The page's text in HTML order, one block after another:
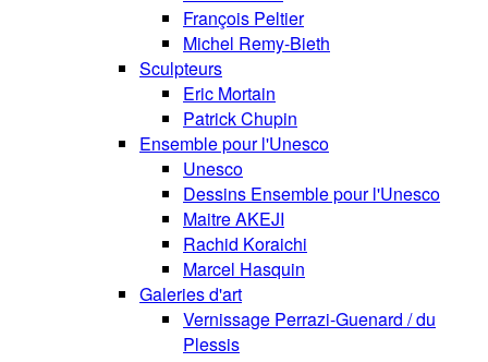
François Peltier
Michel Remy-Bieth
Sculpteurs
Eric Mortain
Patrick Chupin
Ensemble pour l'Unesco
Unesco
Dessins Ensemble pour l'Unesco
Maitre AKEJI
Rachid Koraichi
Marcel Hasquin
Galeries d'art
Vernissage Perrazi-Guenard / du
Plessis